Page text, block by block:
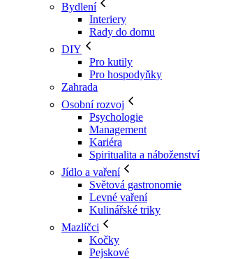
Bydlení
Interiery
Rady do domu
DIY
Pro kutily
Pro hospodyňky
Zahrada
Osobní rozvoj
Psychologie
Management
Kariéra
Spiritualita a náboženství
Jídlo a vaření
Světová gastronomie
Levné vaření
Kulinářské triky
Mazlíčci
Kočky
Pejskové